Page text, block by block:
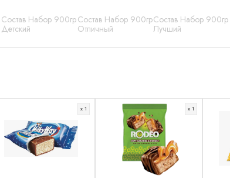
Состав Набор 900гр
Детский
Состав Набор 900гр
Отличный
Состав Набор 900гр
Лучший
x 1 x 1